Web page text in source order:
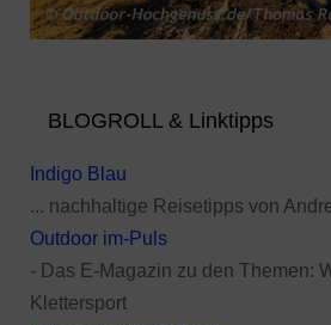
BLOGROLL & Linktipps
Indigo Blau
... nachhaltige Reisetipps von
Outdoor im-Puls
- Das E-Magazin zu den Themen:
Klettersport